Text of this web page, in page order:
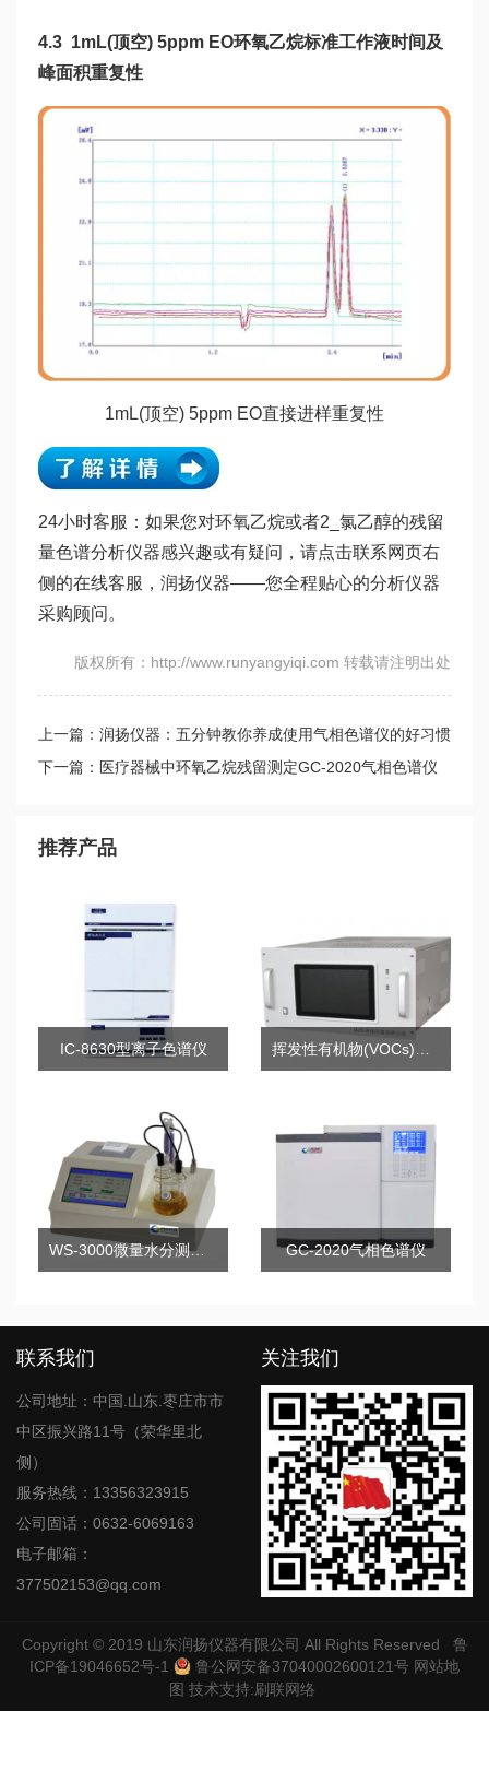
4.3 1mL(顶空) 5ppm EO环氧乙烷标准工作液时间及
峰面积重复性
1mL(顶空) 5ppm EO直接进样重复性
24小时客服：如果您对环氧乙烷或者2_氯乙醇的残留
量色谱分析仪器感兴趣或有疑问，请点击联系网页右
侧的在线客服，润扬仪器——您全程贴心的分析仪器
采购顾问。
版权所有：http://www.runyangyiqi.com 转载请注明出处
上一篇：润扬仪器：五分钟教你养成使用气相色谱仪的好习惯
下一篇：医疗器械中环氧乙烷残留测定GC-2020气相色谱仪
推荐产品
IC-8630型离子色谱仪
WS-3000微量水分测定仪 GC-2020气相色谱仪
联系我们
公司地址：中国.山东.枣庄市市
中区振兴路11号（荣华里北
侧）
服务热线：13356323915
公司固话：0632-6069163
电子邮箱：
377502153@qq.com
关注我们
Copyright © 2019 山东润扬仪器有限公司 All Rights Reserved 鲁
ICP备19046652号-1
鲁公网安备37040002600121号 网站地
图 技术支持:刷联网络